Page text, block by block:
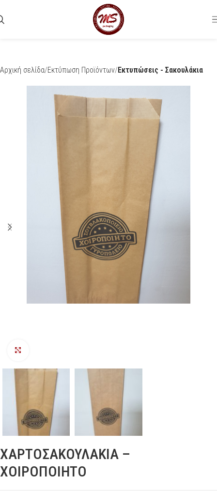
Αρχική σελίδα Εκτύπωση Προϊόντων Εκτυπώσεις - Σακουλάκια
ΧΑΡΤΟΣΑΚΟΥΛΑΚΙΑ –
ΧΟΙΡΟΠΟΙΗΤΟ